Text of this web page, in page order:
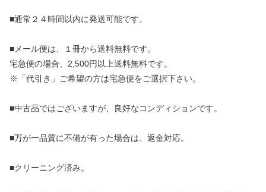
■通常２４時間以内に発送可能です。
■メール便は、１冊から送料無料です。
宅急便の場合、2,500円以上送料無料です。
※「代引き」ご希望の方は宅急便をご選択下さい。
■中古品ではございますが、良好なコンディションです。
■万が一品質に不備が有った場合は、返金対応。
■クリーニング済み。